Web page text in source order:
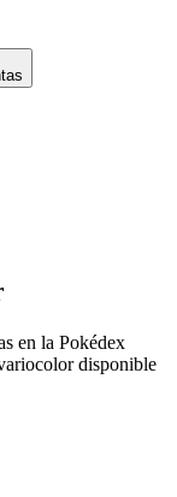
en la Pokédex
disponible